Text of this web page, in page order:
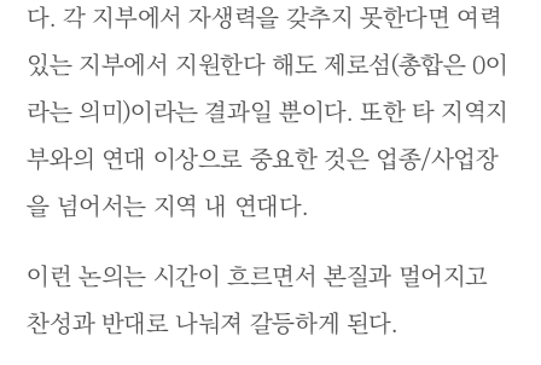
다. 각 지부에서 자생력을 갖추지 못한다면 여력
있는 지부에서 지원한다 해도 제로섬(총합은 0이
라는 의미)이라는 결과일 뿐이다. 또한 타 지역지
부와의 연대 이상으로 중요한 것은 업종/사업장
을 넘어서는 지역 내 연대다.
이런 논의는 시간이 흐르면서 본질과 멀어지고
찬성과 반대로 나눠져 갈등하게 된다.